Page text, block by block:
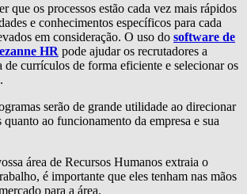
que os processos estão cada vez mais rápidos
e conhecimentos específicos para cada
em consideração. O uso do software de
HR pode ajudar os recrutadores a
de currículos de forma eficiente e selecionar os
serão de grande utilidade ao direcionar
ao funcionamento da empresa e sua
área de Recursos Humanos extraia o
é importante que eles tenham nas mãos
para a área.